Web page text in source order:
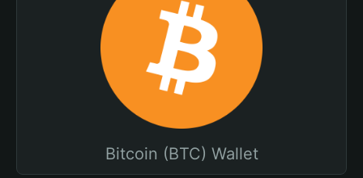
Bitcoin (BTC) Wallet